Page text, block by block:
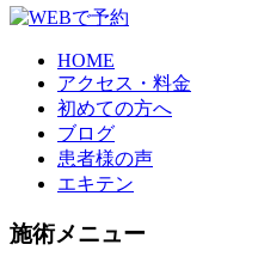
HOME
アクセス・料金
初めての方へ
ブログ
患者様の声
エキテン
施術メニュー